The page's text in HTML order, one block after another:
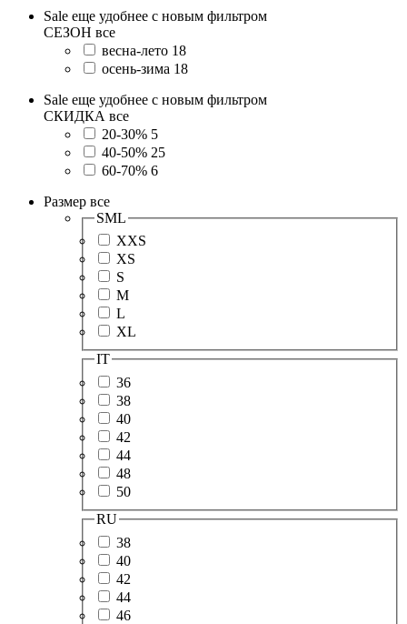
Sale еще удобнее с новым фильтром
СЕЗОН все
весна-лето 18
осень-зима 18
Sale еще удобнее с новым фильтром
СКИДКА все
20-30% 5
40-50% 25
60-70% 6
Размер все
SML
XXS
XS
S
M
L
XL
IT
36
38
40
42
44
48
50
RU
38
40
42
44
46